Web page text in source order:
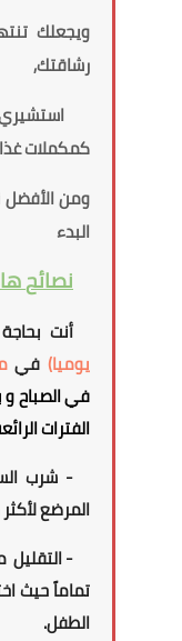
ويجعلك
رشاقتك,
كمكملات
ومن
البدء
نصائح
أنت
يوميا) في
في الصباح
الفترات
- شرب
المرضع
- التقليل
تماماًحيث
الطفل.